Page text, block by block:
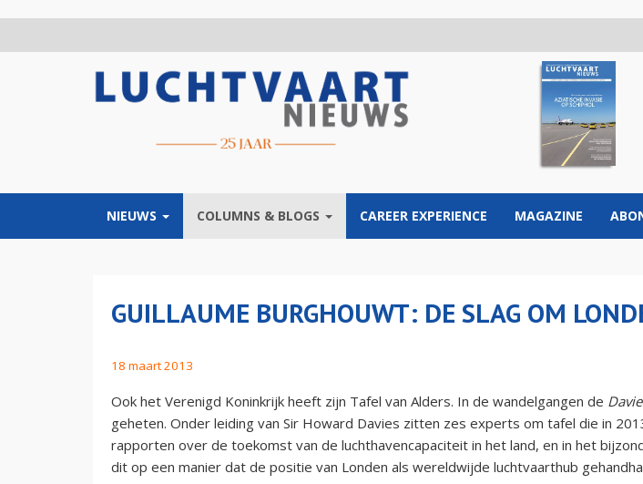
NIEUWS COLUMNS & BLOGS CAREER EXPERIENCE MAGAZINE
GUILLAUME BURGHOUWT: DE SLAG OM
18 maart 2013
Ook het Verenigd Koninkrijk heeft zijn Tafel van Alders. In de wandelgangen de
geheten. Onder leiding van Sir Howard Davies zitten zes experts om tafel die in
rapporten over de toekomst van de luchthavencapaciteit in het land, en in het
dit op een manier dat de positie van Londen als wereldwijde luchtvaarthub